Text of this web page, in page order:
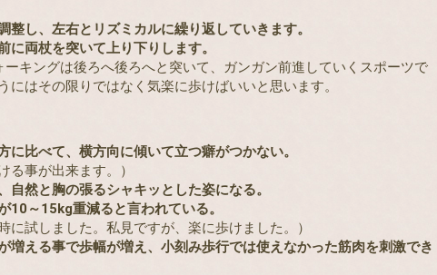
し、左右とリズミカルに繰り返していきます。
両杖を突いて上り下りします。
キングは後ろへ後ろへと突いて、ガンガン前進していくスポーツで
にはその限りではなく気楽に歩けばいいと思います。
比べて、横方向に傾いて立つ癖がつかない。
事が出来ます。）
然と胸の張るシャキッとした姿になる。
～15kg重減ると言われている。
試しました。私見ですが、楽に歩けました。）
える事で歩幅が増え、小刻み歩行では使えなかった筋肉を刺激でき